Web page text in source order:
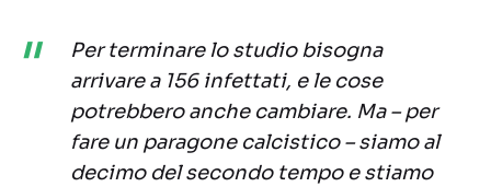
Per terminare lo studio bisogna
arrivare a 156 infettati, e le cose
potrebbero anche cambiare. Ma – per
fare un paragone calcistico – siamo al
decimo del secondo tempo e stiamo